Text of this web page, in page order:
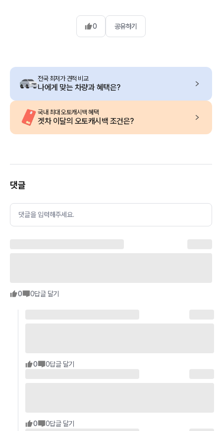
0 공유하기
전국 최저가 견적 비교
나에게 맞는 차량과 혜택은?
국내 최대 오토캐시백 혜택
겟차 이달의 오토캐시백 조건은?
댓글
댓글을 입력해주세요.
0 0답글 달기
0 0답글 달기
0 0답글 달기